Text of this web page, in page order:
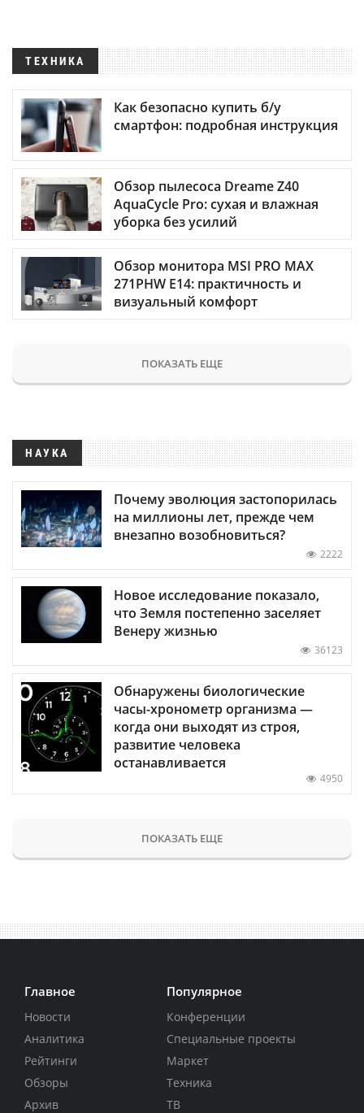
ТЕХНИКА
Как безопасно купить б/у
смартфон: подробная инструкция
Обзор пылесоса Dreame Z40
AquaCycle Pro: сухая и влажная
уборка без усилий
Обзор монитора MSI PRO MAX
271PHW E14: практичность и
визуальный комфорт
ПОКАЗАТЬ ЕЩЕ
НАУКА
Почему эволюция застопорилась
на миллионы лет, прежде чем
внезапно возобновиться?
2222
Новое исследование показало,
что Земля постепенно заселяет
Венеру жизнью
36123
Обнаружены биологические
часы-хронометр организма —
когда они выходят из строя,
развитие человека
останавливается
4950
ПОКАЗАТЬ ЕЩЕ
Главное
Новости
Аналитика
Рейтинги
Обзоры
Архив
Популярное
Конференции
Специальные проекты
Маркет
Техника
ТВ